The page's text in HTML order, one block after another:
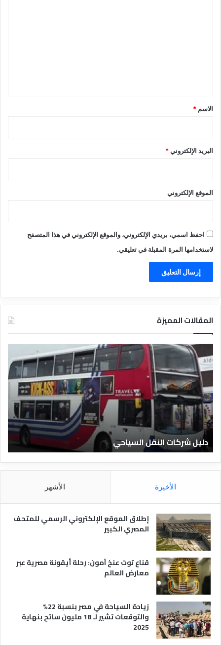
*
الاسم *
البريد الإلكتروني*
الموقع الإلكتروني
احفظ اسمي، بريدي الإلكتروني، والموقع الإلكتروني في هذا المتصفح
لاستخدامها المرة المقبلة في تعليقي.
المقالات المميزة
ل
ي
ا
ل
ف
ن
ق
ا
ل
ر
ة
دليل الفنادق المصرية
ق
و
الأخيرة الأشهر
إطلاق الموقع الإلكتروني الرسمي للمتحف
المصري الكبير
قناع توت عنخ آمون: رحلة أيقونة مصرية عبر
معارض العالم
زيادة السياحة في مصر بنسبة 22%
والتوقعات تشير لـ 18 مليون سائح بنهاية
2025